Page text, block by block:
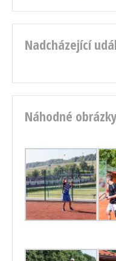
Nadcházející
Náhodné obrázky